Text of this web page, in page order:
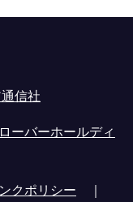
信社
ーバーホールディ
クポリシー ｜